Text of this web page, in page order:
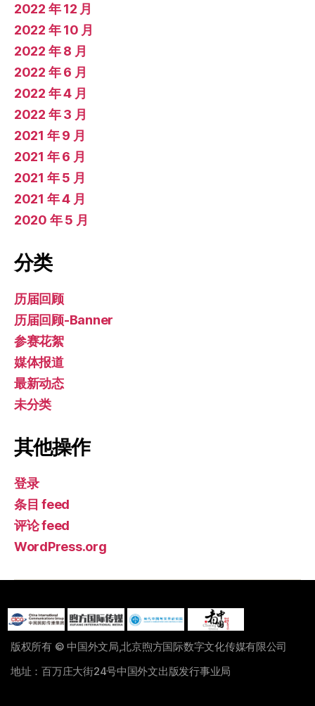
2022 年 12 月
2022 年 10 月
2022 年 8 月
2022 年 6 月
2022 年 4 月
2022 年 3 月
2021 年 9 月
2021 年 6 月
2021 年 5 月
2021 年 4 月
2020 年 5 月
分类
历届回顾
历届回顾-Banner
参赛花絮
媒体报道
最新动态
未分类
其他操作
登录
条目 feed
评论 feed
WordPress.org
版权所有 © 中国外文局,北京煦方国际数字文化传媒有限公司
地址：百万庄大街24号中国外文出版发行事业局